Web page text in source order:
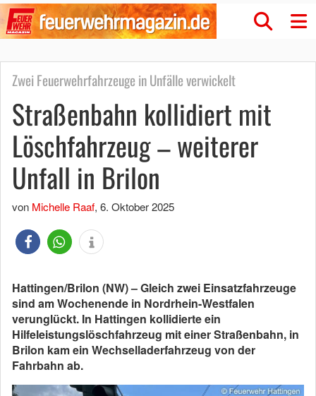
Zwei Feuerwehrfahrzeuge in Unfälle verwickelt
Straßenbahn kollidiert mit
Löschfahrzeug – weiterer
Unfall in Brilon
von Michelle Raaf, 6. Oktober 2025
Hattingen/Brilon (NW) – Gleich zwei Einsatzfahrzeuge
sind am Wochenende in Nordrhein-Westfalen
verunglückt. In Hattingen kollidierte ein
Hilfeleistungslöschfahrzeug mit einer Straßenbahn, in
Brilon kam ein Wechselladerfahrzeug von der
Fahrbahn ab.